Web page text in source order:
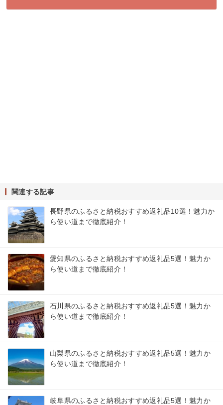
関連する記事
長野県のふるさと納税おすすめ返礼品10選！魅力か
ら使い道まで徹底紹介！
愛知県のふるさと納税おすすめ返礼品5選！魅力か
ら使い道まで徹底紹介！
石川県のふるさと納税おすすめ返礼品5選！魅力か
ら使い道まで徹底紹介！
山梨県のふるさと納税おすすめ返礼品5選！魅力か
ら使い道まで徹底紹介！
岐阜県のふるさと納税おすすめ返礼品5選！魅力か